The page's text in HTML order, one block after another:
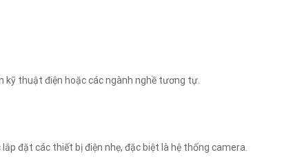
kỹ thuật điện hoặc các ngành nghề tương tự.
đặt các thiết bị điện nhẹ, đặc biệt là hệ thống camera.